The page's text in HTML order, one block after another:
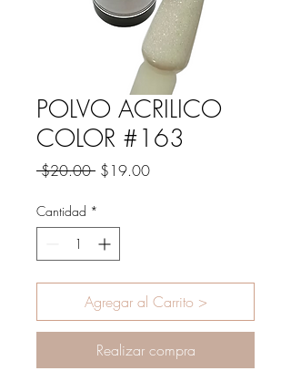
POLVO ACRILICO
COLOR #163
$20.00 Precio
$19.00Precio
Cantidad *
Agregar al Carrito >
Realizar compra